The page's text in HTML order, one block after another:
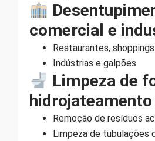
comercial e
Restaurantes,
Indústrias e galpões
Limpeza de
hidrojateamento
Remoção de resíduos
Limpeza de tubulações